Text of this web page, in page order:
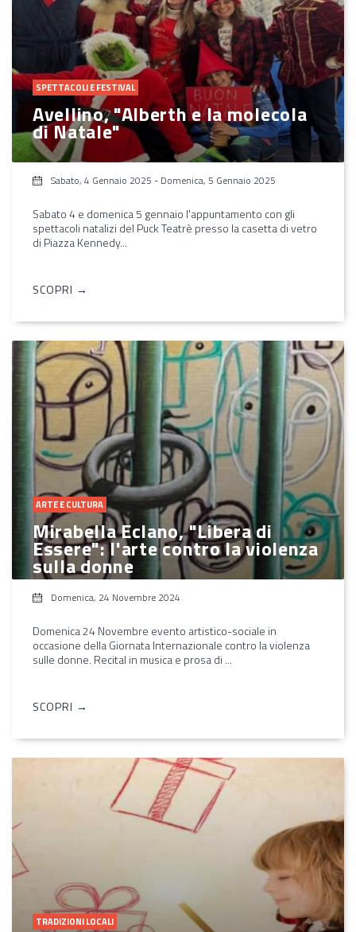
SPETTACOLI E FESTIVAL
Avellino, "Alberth e la molecola
di Natale"
Sabato, 4 Gennaio 2025 - Domenica, 5 Gennaio 2025
Sabato 4 e domenica 5 gennaio l'appuntamento con gli
spettacoli natalizi del Puck Teatrè presso la casetta di vetro
di Piazza Kennedy...
SCOPRI →
ARTE E CULTURA
Mirabella Eclano, "Libera di
Essere": l'arte contro la violenza
sulla donne
Domenica, 24 Novembre 2024
Domenica 24 Novembre evento artistico-sociale in
occasione della Giornata Internazionale contro la violenza
sulle donne. Recital in musica e prosa di ...
SCOPRI →
TRADIZIONI LOCALI